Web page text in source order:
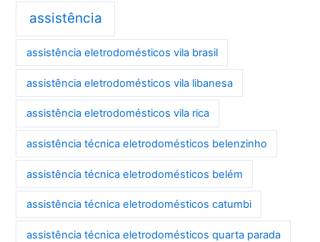
assistência
assistência eletrodomésticos vila brasil
assistência eletrodomésticos vila libanesa
assistência eletrodomésticos vila rica
assistência técnica eletrodomésticos belenzinho
assistência técnica eletrodomésticos belém
assistência técnica eletrodomésticos catumbi
assistência técnica eletrodomésticos quarta parada